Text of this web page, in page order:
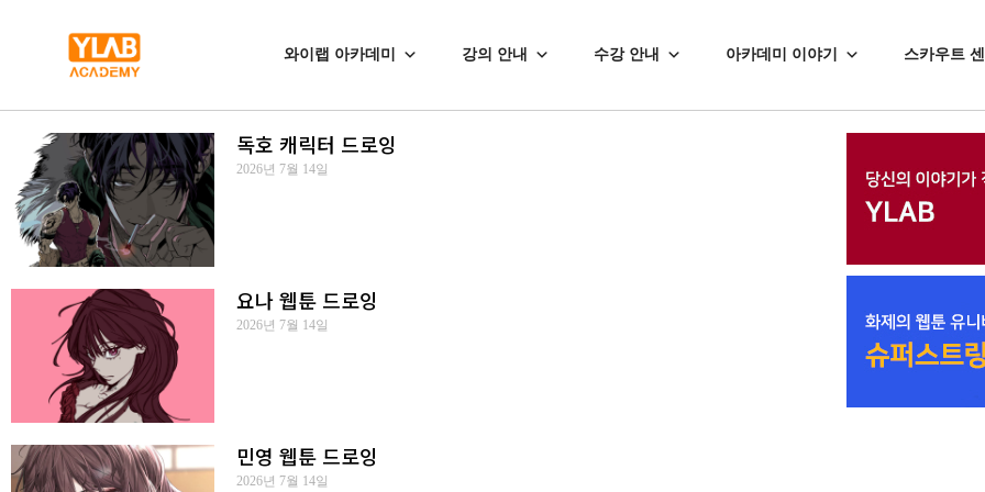
와이랩 아카데미 강의 안내 수강 안내 아카데미 이야기 스카우트
독호 캐릭터 드로잉
2026년 7월 14일
요나 웹툰 드로잉
2026년 7월 14일
민영 웹툰 드로잉
2026년 7월 14일